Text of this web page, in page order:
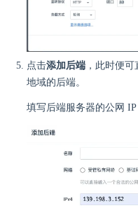
点击添加后端 ，此时便
地域的后端。
填写后端服务器的公网 IP